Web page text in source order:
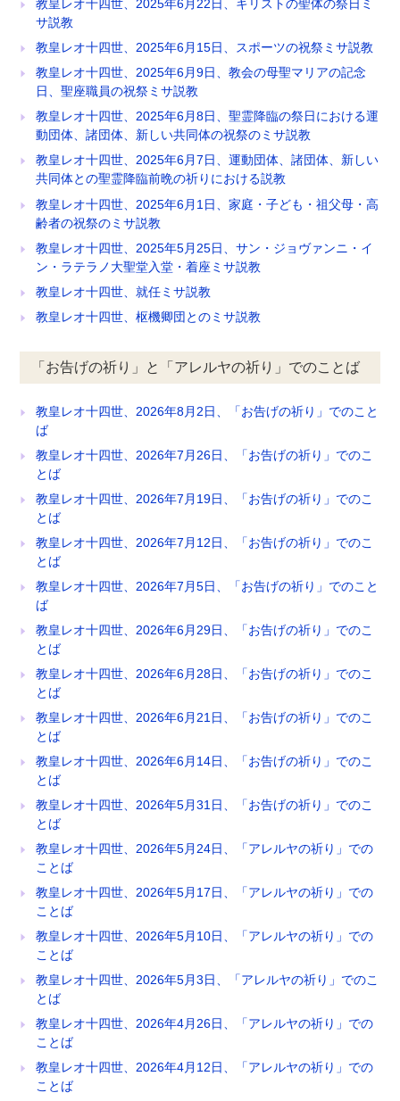
教皇レオ十四世、2025年6月22日、キリストの聖体の祭日ミ
サ説教
教皇レオ十四世、2025年6月15日、スポーツの祝祭ミサ説教
教皇レオ十四世、2025年6月9日、教会の母聖マリアの記念
日、聖座職員の祝祭ミサ説教
教皇レオ十四世、2025年6月8日、聖霊降臨の祭日における運
動団体、諸団体、新しい共同体の祝祭のミサ説教
教皇レオ十四世、2025年6月7日、運動団体、諸団体、新しい
共同体との聖霊降臨前晩の祈りにおける説教
教皇レオ十四世、2025年6月1日、家庭・子ども・祖父母・高
齢者の祝祭のミサ説教
教皇レオ十四世、2025年5月25日、サン・ジョヴァンニ・イ
ン・ラテラノ大聖堂入堂・着座ミサ説教
教皇レオ十四世、就任ミサ説教
教皇レオ十四世、枢機卿団とのミサ説教
「お告げの祈り」と「アレルヤの祈り」でのことば
教皇レオ十四世、2026年8月2日、「お告げの祈り」でのこと
ば
教皇レオ十四世、2026年7月26日、「お告げの祈り」でのこ
とば
教皇レオ十四世、2026年7月19日、「お告げの祈り」でのこ
とば
教皇レオ十四世、2026年7月12日、「お告げの祈り」でのこ
とば
教皇レオ十四世、2026年7月5日、「お告げの祈り」でのこと
ば
教皇レオ十四世、2026年6月29日、「お告げの祈り」でのこ
とば
教皇レオ十四世、2026年6月28日、「お告げの祈り」でのこ
とば
教皇レオ十四世、2026年6月21日、「お告げの祈り」でのこ
とば
教皇レオ十四世、2026年6月14日、「お告げの祈り」でのこ
とば
教皇レオ十四世、2026年5月31日、「お告げの祈り」でのこ
とば
教皇レオ十四世、2026年5月24日、「アレルヤの祈り」での
ことば
教皇レオ十四世、2026年5月17日、「アレルヤの祈り」での
ことば
教皇レオ十四世、2026年5月10日、「アレルヤの祈り」での
ことば
教皇レオ十四世、2026年5月3日、「アレルヤの祈り」でのこ
とば
教皇レオ十四世、2026年4月26日、「アレルヤの祈り」での
ことば
教皇レオ十四世、2026年4月12日、「アレルヤの祈り」での
ことば